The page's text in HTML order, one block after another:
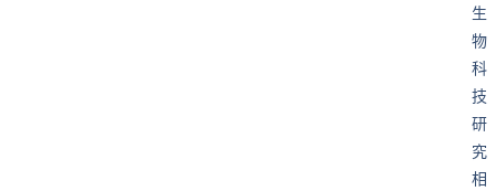
生
物
科
技
研
究
相